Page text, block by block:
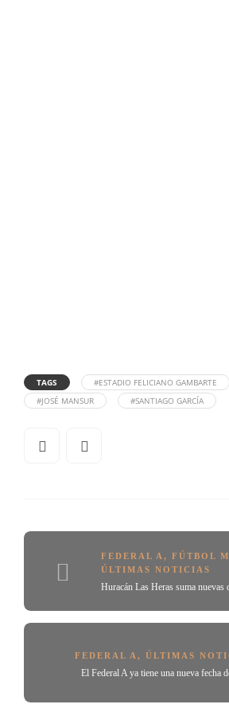
TAGS #ESTADIO FELICIANO GAMBARTE
#JOSÉ MANSUR
#SANTIAGO GARCÍA
FEDERAL A , FÚTBOL
ÚLTIMAS NOTICIAS
Huracán Las Heras suma
FEDERAL A , ÚLTIMAS
El Federal A ya tiene una nueva fecha